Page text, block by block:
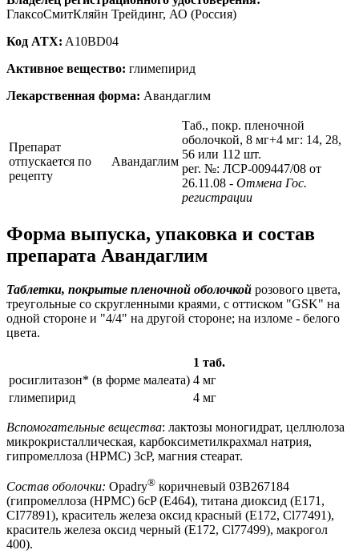
ГлаксоСмитКляйн Трейдинг, АО (Россия)
Код ATX: A10BD04
Активное вещество: глимепирид
Лекарственная форма: Авандаглим
Препарат
отпускается по
рецепту
Авандаглим
Таб., покр. пленочной
оболочкой, 8 мг+4 мг: 14, 28,
56 или 112 шт.
рег. №: ЛСР-009447/08 от
26.11.08 - Отмена Гос.
регистрации
Форма выпуска, упаковка и состав
препарата Авандаглим
Таблетки, покрытые пленочной оболочкой розового цвета,
треугольные со скругленными краями, с оттиском "GSK" на
одной стороне и "4/4" на другой стороне; на изломе - белого
цвета.
1 таб.
росиглитазон* (в форме малеата) 4 мг
глимепирид
4 мг
Вспомогательные вещества: лактозы моногидрат, целлюлоза
микрокристаллическая, карбоксиметилкрахмал натрия,
гипромеллоза (HPMC) 3cP, магния стеарат.
Состав оболочки: Opadry® коричневый 03B267184
(гипромеллоза (HPMC) 6cP (Е464), титана диоксид (Е171,
CI77891), краситель железа оксид красный (Е172, Cl77491),
краситель железа оксид черный (Е172, Cl77499), макрогол
400).